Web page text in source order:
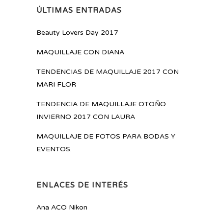
ÚLTIMAS ENTRADAS
Beauty Lovers Day 2017
MAQUILLAJE CON DIANA
TENDENCIAS DE MAQUILLAJE 2017 CON
MARI FLOR
TENDENCIA DE MAQUILLAJE OTOÑO
INVIERNO 2017 CON LAURA
MAQUILLAJE DE FOTOS PARA BODAS Y
EVENTOS.
ENLACES DE INTERÉS
Ana ACO Nikon